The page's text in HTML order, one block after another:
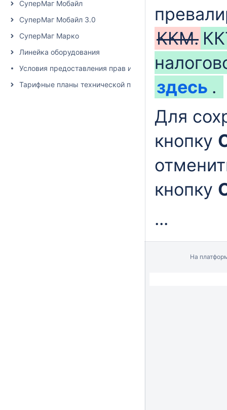
СуперМаг Мобайл
СуперМаг Мобайл 3.0
СуперМаг Марко
Линейка оборудования
Условия предоставления прав использования
Тарифные планы технической поддержки
ККМ.
здесь .
Для
кнопку
кнопку
...
На